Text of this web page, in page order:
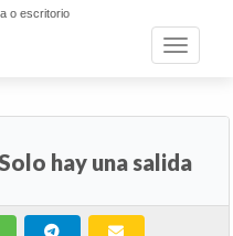
o escritorio
Toggle
hay una salida